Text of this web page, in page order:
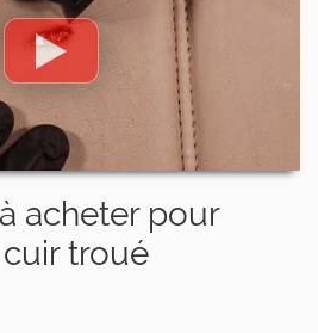
acheter pour
troué